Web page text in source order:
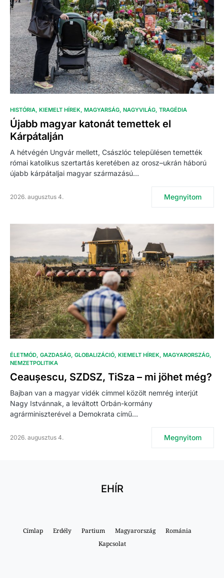
HISTÓRIA KIEMELT HÍREK MAGYARSÁG NAGYVILÁG TRAGÉDIA
Újabb magyar katonát temettek el
Kárpátalján
A hétvégén Ungvár mellett, Császlóc településen temették
római katolikus szertartás keretében az orosz–ukrán háború
újabb kárpátaljai magyar származású…
2026. augusztus 4. Megnyitom
ÉLETMÓD GAZDASÁG GLOBALIZÁCIÓ KIEMELT HÍREK MAGYARORSZÁG
NEMZETPOLITIKA
Ceaușescu, SZDSZ, TiSza – mi jöhet még?
Bajban van a magyar vidék címmel közölt nemrég interjút
Nagy Istvánnak, a leváltott Orbán-kormány
agrárminiszterével a Demokrata című…
2026. augusztus 4. Megnyitom
EHÍR
Címlap Erdély Partium Magyarország
Románia
Kapcsolat